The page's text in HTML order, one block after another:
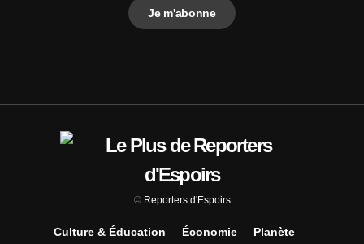
© Reporters d'Espoirs
Culture & Éducation Économie Planète